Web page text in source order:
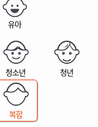
유아
청소년 청년
복합